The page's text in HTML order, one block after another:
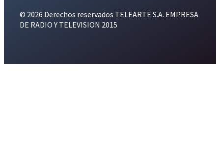
© 2026 Derechos reservados TELEARTE S.A. EMPRESA
DE RADIO Y TELEVISION 2015